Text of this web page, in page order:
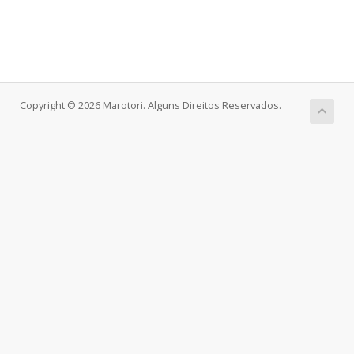
Copyright © 2026 Marotori. Alguns Direitos Reservados.